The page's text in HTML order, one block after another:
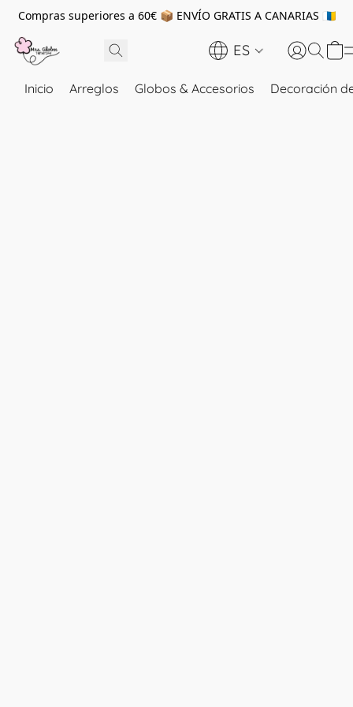
Compras superiores a 60€ 📦 ENVÍO GRATIS A CANARIAS 🇮🇨
ES
Inicio Arreglos Globos & Accesorios Decoración